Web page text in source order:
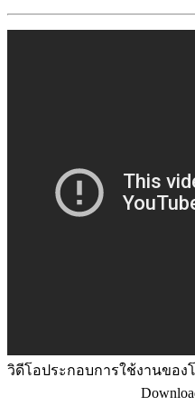
วิดีโอประกอบการใช้งานของโ